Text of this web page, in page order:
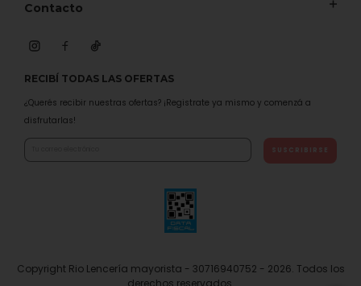
Contacto
RECIBÍ TODAS LAS OFERTAS
¿Querés recibir nuestras ofertas? ¡Registrate ya mismo y comenzá a
disfrutarlas!
Copyright Rio Lencería mayorista - 30716940752 - 2026. Todos los